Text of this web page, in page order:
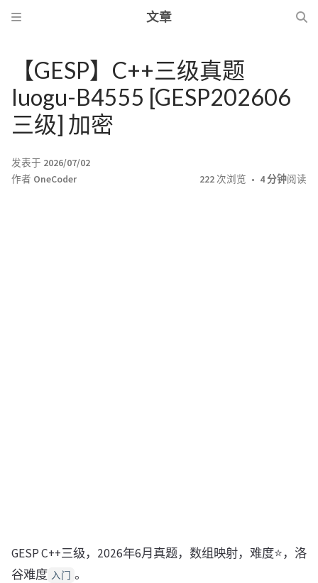
文章
【GESP】C++三级真题
luogu-B4555 [GESP202606
三级] 加密
发表于 2026/07/02
作者 OneCoder 222次浏览 4 分钟阅读
GESP C++三级，2026年6月真题，数组映射，难度⭐，洛
谷难度 入门 。